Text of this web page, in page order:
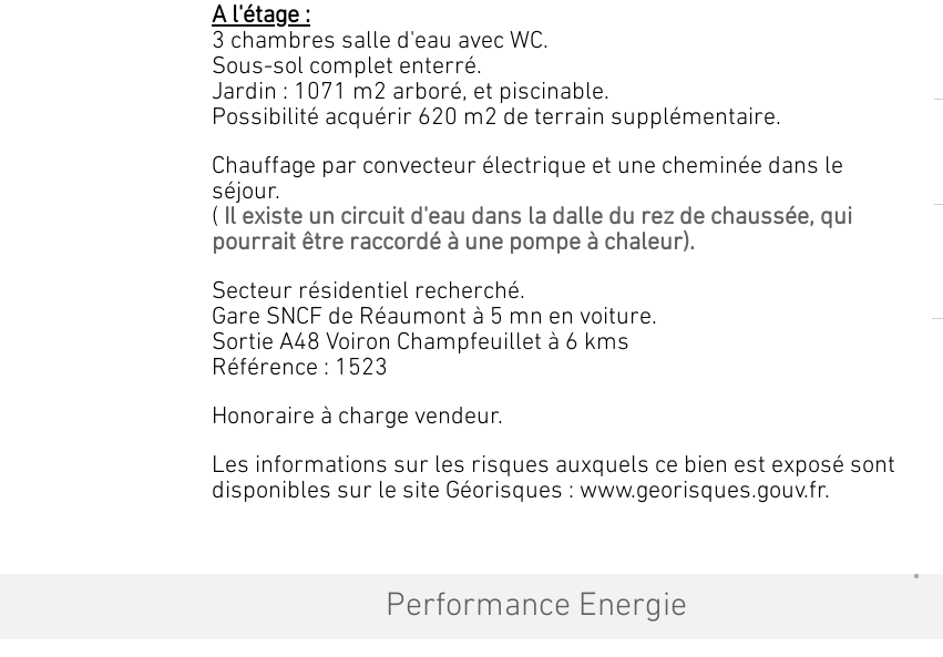
A l'étage :
3 chambres salle d'eau avec WC.
Sous-sol complet enterré.
Jardin : 1071 m2 arboré, et piscinable.
Possibilité acquérir 620 m2 de terrain supplémentaire.
Chauffage par convecteur électrique et une cheminée dans le
séjour.
( Il existe un circuit d'eau dans la dalle du rez de chaussée, qui
pourrait être raccordé à une pompe à chaleur).
Secteur résidentiel recherché.
Gare SNCF de Réaumont à 5 mn en voiture.
Sortie A48 Voiron Champfeuillet à 6 kms
Référence : 1523
Honoraire à charge vendeur.
Les informations sur les risques auxquels ce bien est exposé sont
disponibles sur le site Géorisques : www.georisques.gouv.fr.
Performance Energie